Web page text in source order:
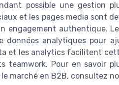
possible une gestion
et les pages media sont
engagement authentique.
analytiques pour
et les analytics facilitent
teamwork. Pour en savoir
marché en B2B, consultez